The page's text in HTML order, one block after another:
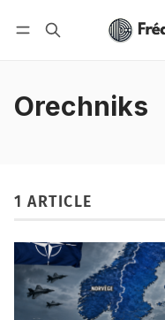
Orechniks
1 ARTICLE